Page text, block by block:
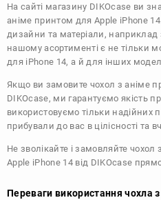
На сайті магазину DIKOcase ви
аніме принтом для Apple iPhone
дизайни та матеріали, наприклад
нашому асортименті є не тільки
для iPhone 14, а й для інших
Якщо ви замовите чохол з аніме
DIKOcase, ми гарантуємо якість
використовуємо тільки надійних
прибували до вас в цілісності та
Не зволікайте і замовляйте
Apple iPhone 14 від DIKOcase
Переваги використання чохла